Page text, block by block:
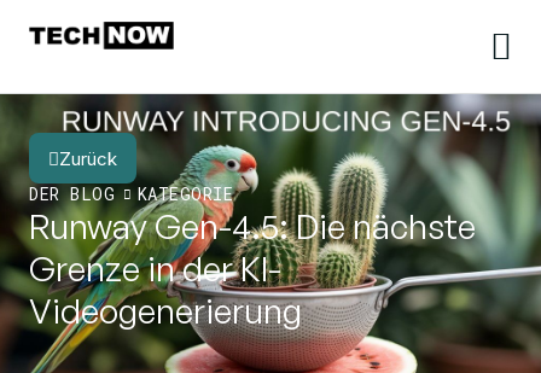
Zurück
DER BLOG
KATEGORIE
Runway Gen-4.5: Die nächste
Grenze in der KI-
Videogenerierung